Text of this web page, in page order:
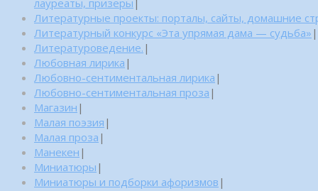
Литературные проекты: порталы, сайты, домашние
Литературный конкурс «Эта упрямая дама — судьба» |
Литературоведение. |
Любовная лирика |
Любовно-сентиментальная лирика |
Любовно-сентиментальная проза |
Магазин |
Малая поэзия |
Малая проза |
Манекен |
Миниатюры |
Миниатюры и подборки афоризмов |